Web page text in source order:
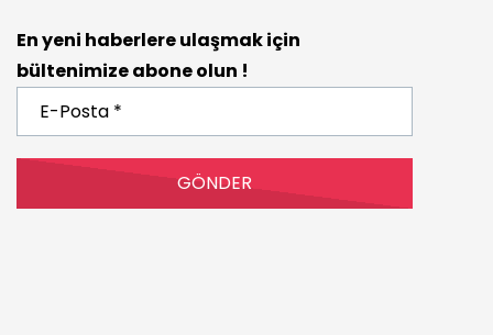
En yeni haberlere ulaşmak için
bültenimize abone olun !
Posta
*